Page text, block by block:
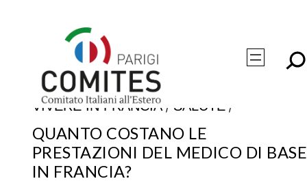
VIVERE IN FRANCIA/ SALUTE /
QUANTO COSTANO LE
PRESTAZIONI DEL MEDICO DI BASE
IN FRANCIA?